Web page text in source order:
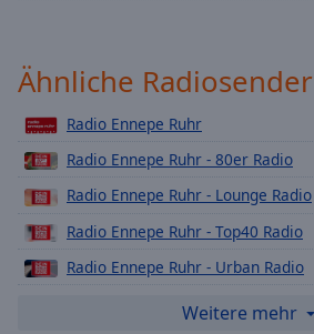
Chapters
Descriptions
descriptions
off ,
selected
Ähnliche Radiosender
Radio Ennepe Ruhr
Radio Ennepe Ruhr - 80er Radio
Radio Ennepe Ruhr - Lounge Radio
Radio Ennepe Ruhr - Top40 Radio
Radio Ennepe Ruhr - Urban Radio
Radio Ennepe Ruhr - Rock Radio
Weitere mehr